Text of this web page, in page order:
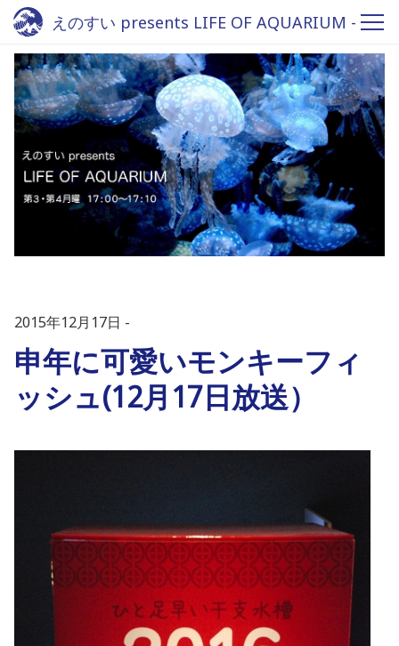
えのすい presents LIFE OF AQUARIUM -
Fm yokohama 84.7
2015年12月17日
申年に可愛いモンキーフィ
ッシュ(12月17日放送）